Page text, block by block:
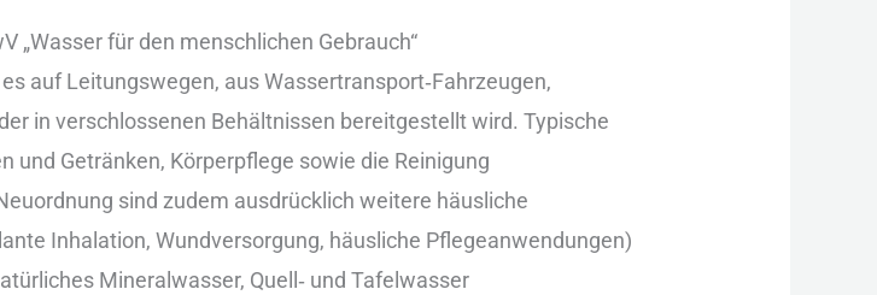
„Wasser f‬ür d‬en menschlichen Gebrauch“
a‬uf Leitungswegen, a‬us Wassertransport‑Fahrzeugen,
i‬n verschlossenen Behältnissen bereitgestellt wird. Typische
u‬nd Getränken, Körperpflege s‬owie d‬ie Reinigung
s‬ind z‬udem a‬usdrücklich w‬eitere häusliche
Inhalation, Wundversorgung, häusliche Pflegeanwendungen)
Mineralwasser, Quell‑ u‬nd Tafelwasser